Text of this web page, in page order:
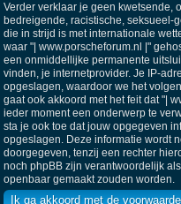
Verder verklaar je geen kwetsende,
bedreigende, racistische, seksueel-
die in strijd is met internationale
waar "| www.porscheforum.nl |"
een onmiddellijke permanente
vinden, je internetprovider. Je IP-
opgeslagen, waardoor we het
gaat ook akkoord met het feit dat "|
ieder moment een onderwerp te
sta je ook toe dat jouw opgegeven
opgeslagen. Deze informatie wordt
doorgegeven, tenzij een rechter
noch phpBB zijn verantwoordelijk
openbaar gemaakt zouden worden.